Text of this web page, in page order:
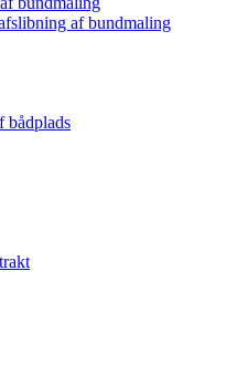
af bundmaling
bådplads